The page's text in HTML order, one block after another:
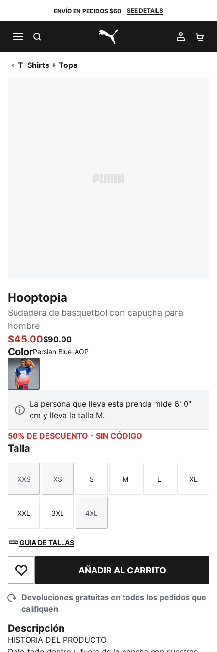
ENVÍO EN PEDIDOS $60 SEE DETAILS
PUMA.com
MI
T-Shirts + Tops
Hooptopia
Sudadera de basquetbol con capucha para
hombre
$45.00$90.00
ColorPersian Blue-AOP
Persian Blue-AOP
La persona que lleva esta prenda mide 6' 0"
cm y lleva la talla M.
50% DE DESCUENTO - SIN CÓDIGO
Talla
Talla
XXS
Talla
XS
Talla
S
Talla
M
Talla
L
Talla
XL
Talla
XXL
Talla
3XL
Talla
4XL
GUIA DE TALLAS
Añadir a la lista de deseosAÑADIR AL CARRITO
Devoluciones gratuitas en todos los pedidos que
califiquen
Descripción
HISTORIA DEL PRODUCTO